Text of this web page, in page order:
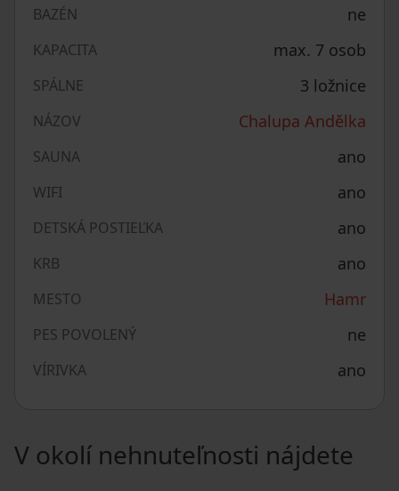
BAZÉN ne
KAPACITA max. 7 osob
SPÁLNE 3 ložnice
NÁZOV Chalupa Andělka
SAUNA ano
WIFI ano
DETSKÁ POSTIEĽKA ano
KRB ano
MESTO Hamr
PES POVOLENÝ ne
VÍRIVKA ano
V okolí nehnuteľnosti nájdete